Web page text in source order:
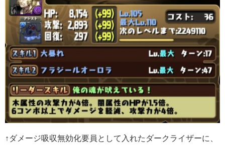
↑ダメージ吸収無効化要員として入れたダークライザーに、